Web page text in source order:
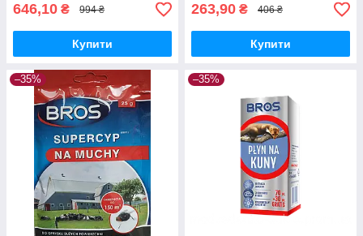
646,10 ₴ 994 ₴
Купити
263,90 ₴ 406 ₴
Купити
–35% –35%